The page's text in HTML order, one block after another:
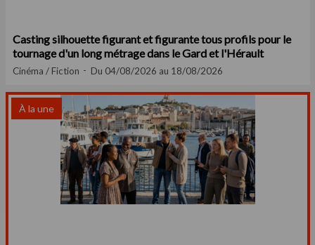
Casting silhouette figurant et figurante tous profils pour le
tournage d'un long métrage dans le Gard et l'Hérault
Cinéma / Fiction Du 04/08/2026 au 18/08/2026
À la une